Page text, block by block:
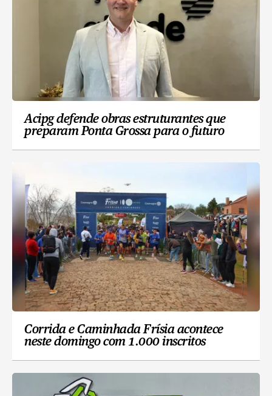
Acipg defende obras estruturantes que
preparam Ponta Grossa para o futuro
Corrida e Caminhada Frísia acontece
neste domingo com 1.000 inscritos